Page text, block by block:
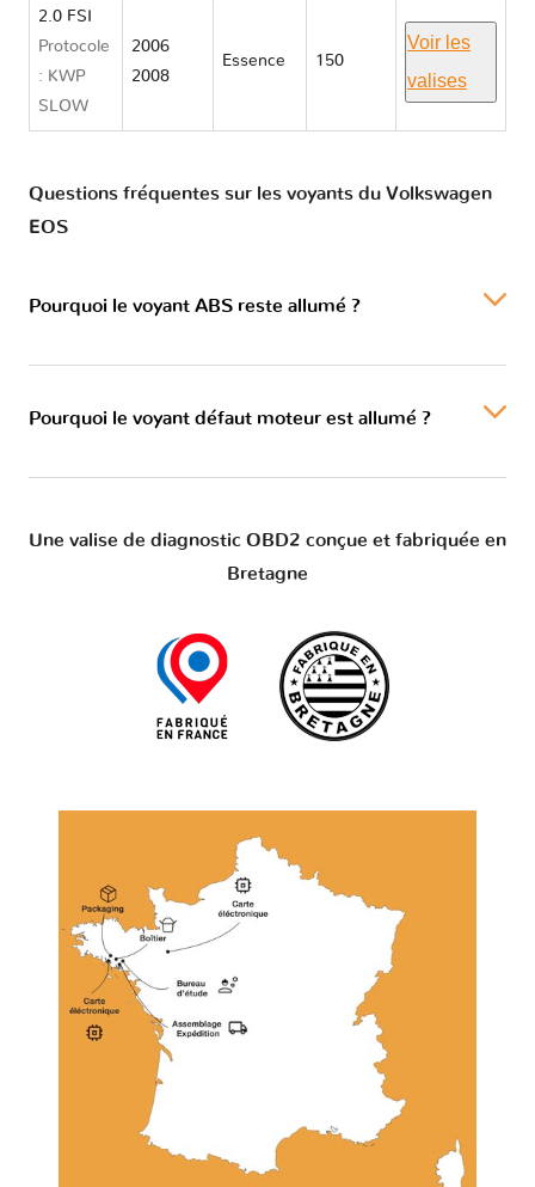
2.0 FSI
Protocole
: KWP
SLOW
2006
2008
Essence 150
Voir les
valises
Questions fréquentes sur les voyants du Volkswagen
EOS
Pourquoi le voyant ABS reste allumé ?
Pourquoi le voyant défaut moteur est allumé ?
Une valise de diagnostic OBD2 conçue et fabriquée en
Bretagne